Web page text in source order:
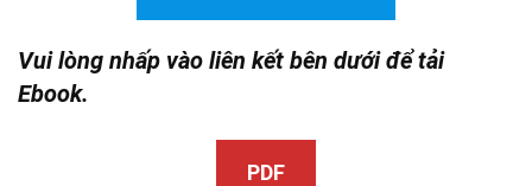
Vui lòng nhấp vào liên kết bên dưới để tải
Ebook.
PDF